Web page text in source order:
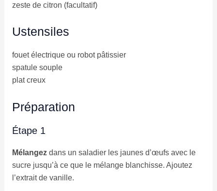
zeste de citron (facultatif)
Ustensiles
fouet électrique ou robot pâtissier
spatule souple
plat creux
Préparation
Étape 1
Mélangezdans un saladier les jaunes d’œufs avec le
sucre jusqu’à ce que le mélange blanchisse. Ajoutez
l’extrait de vanille.